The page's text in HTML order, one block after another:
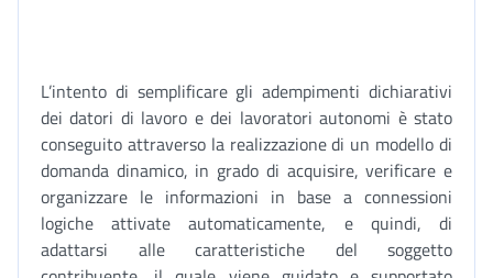
L’intento di semplificare gli adempimenti dichiarativi
dei datori di lavoro e dei lavoratori autonomi è stato
conseguito attraverso la realizzazione di un modello di
domanda dinamico, in grado di acquisire, verificare e
organizzare le informazioni in base a connessioni
logiche attivate automaticamente, e quindi, di
adattarsi alle caratteristiche del soggetto